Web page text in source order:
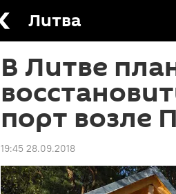
Литва
В Литве
порт возле
19:45 28.09.2018